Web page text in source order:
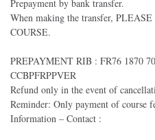
Prepayment by bank transfer.
When making the transfer,
COURSE.
PREPAYMENT RIB : FR76 1870
CCBPFRPPVER
Refund only in the event of
Reminder: Only payment of course
Information – Contact :